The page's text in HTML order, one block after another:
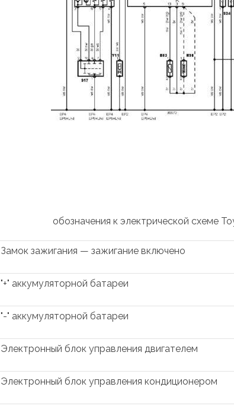
обозначения к электрической схеме
Замок зажигания — зажигание включено
"+" аккумуляторной батареи
"-" аккумуляторной батареи
Электронный блок управления двигателем
Электронный блок управления кондиционером